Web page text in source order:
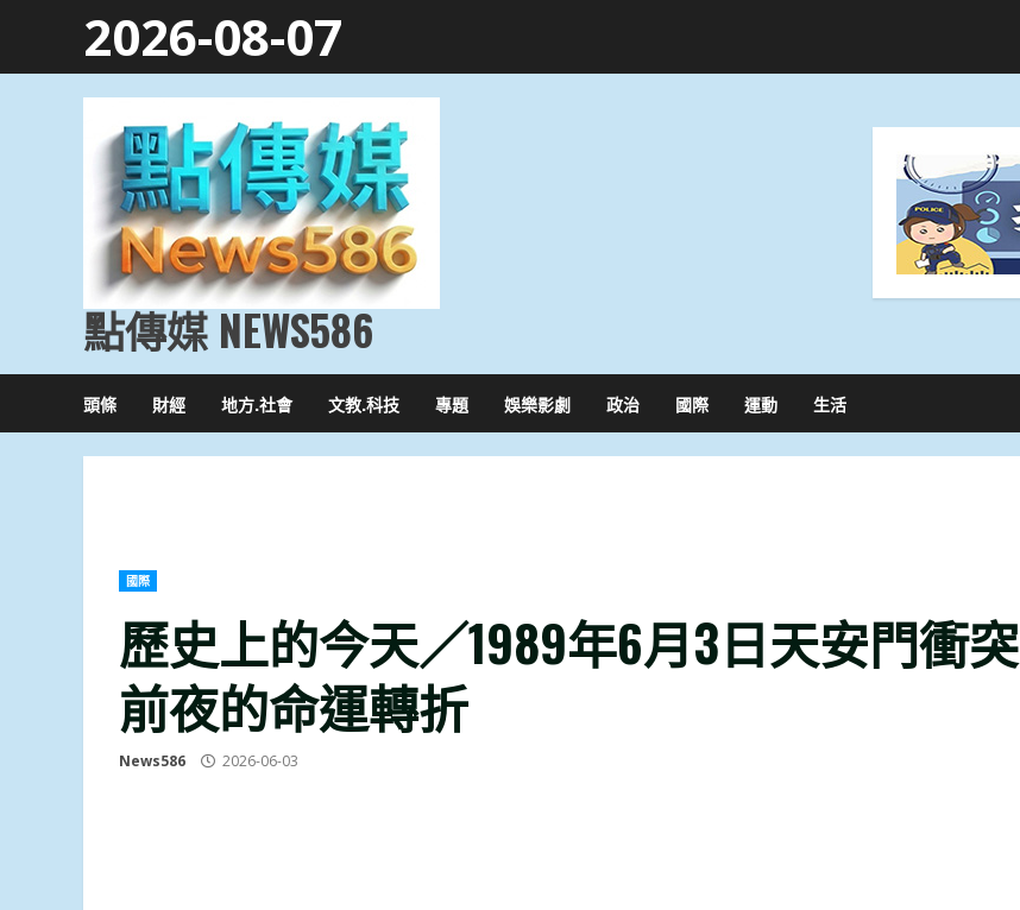
2026-08-07
點傳媒 NEWS586
頭條 財經 地方.社會 文教.科技 專題 娛樂影劇 政治 國際 運動 生活
國際
歷史上的今天／1989年6月3日天安門衝突
前夜的命運轉折
News586 2026-06-03